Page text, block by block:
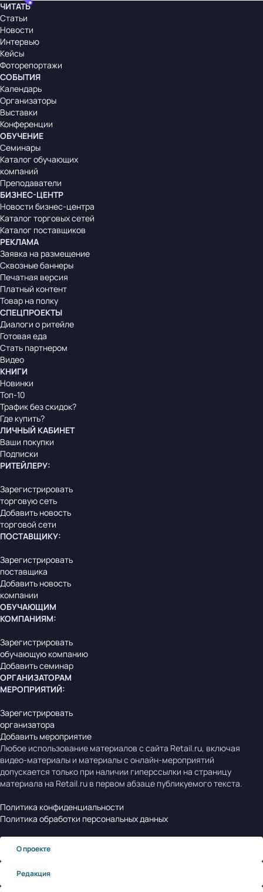
ЧИТАТЬ
Статьи
Новости
Интервью
Кейсы
Фоторепортажи
СОБЫТИЯ
Календарь
Организаторы
Выставки
Конференции
ОБУЧЕНИЕ
Семинары
Каталог обучающих
компаний
Преподаватели
БИЗНЕС-ЦЕНТР
Новости бизнес-центра
Каталог торговых сетей
Каталог поставщиков
РЕКЛАМА
Заявка на размещение
Сквозные баннеры
Печатная версия
Платный контент
Товар на полку
СПЕЦПРОЕКТЫ
Диалоги о ритейле
Готовая еда
Стать партнером
Видео
КНИГИ
Новинки
Топ-10
Трафик без скидок?
Где купить?
ЛИЧНЫЙ КАБИНЕТ
Ваши покупки
Подписки
РИТЕЙЛЕРУ:
Зарегистрировать
торговую сеть
Добавить новость
торговой сети
ПОСТАВЩИКУ:
Зарегистрировать
поставщика
Добавить новость
компании
ОБУЧАЮЩИМ
КОМПАНИЯМ:
Зарегистрировать
обучающую компанию
Добавить семинар
ОРГАНИЗАТОРАМ
МЕРОПРИЯТИЙ:
Зарегистрировать
организатора
Добавить мероприятие
Любое использование материалов с сайта Retail.ru, включая
видео-материалы и материалы с онлайн-мероприятий
допускается только при наличии гиперссылки на страницу
материала на Retail.ru в первом абзаце публикуемого текста.
Политика конфиденциальности
Политика обработки персональных данных
О проекте
Редакция